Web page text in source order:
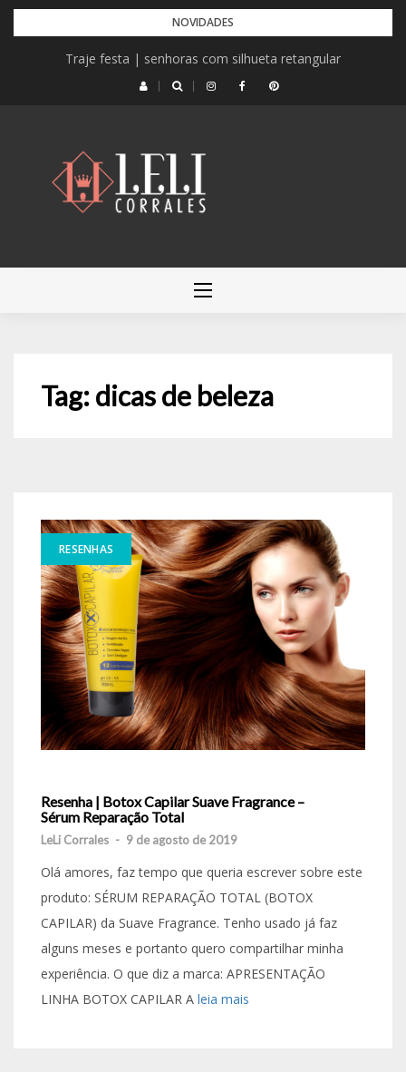
Pular
para
NOVIDADES
Traje festa | senhoras com silhueta retangular
Tag:dicas de beleza
RESENHAS
Resenha | Botox Capilar Suave Fragrance –
Sérum Reparação Total
LeLi Corrales - 9 de agosto de 2019
Olá amores, faz tempo que queria escrever sobre este
produto: SÉRUM REPARAÇÃO TOTAL (BOTOX
CAPILAR) da Suave Fragrance. Tenho usado já faz
alguns meses e portanto quero compartilhar minha
experiência. O que diz a marca: APRESENTAÇÃO
LINHA BOTOX CAPILAR A leia mais